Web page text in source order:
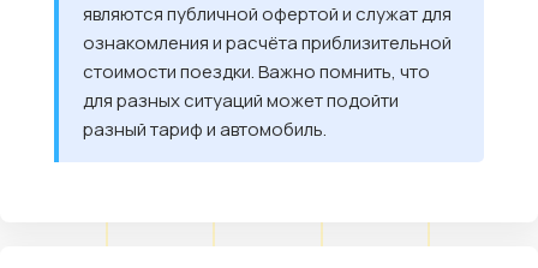
являются публичной офертой и служат для
ознакомления и расчёта приблизительной
стоимости поездки. Важно помнить, что
для разных ситуаций может подойти
разный тариф и автомобиль.